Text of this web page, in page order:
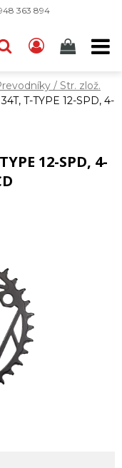
363 894
/ Str. zlož.
T-TYPE 12-SPD, 4-
12-SPD, 4-